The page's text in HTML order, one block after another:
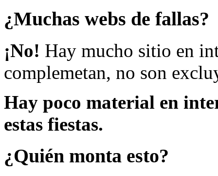
¿Muchas webs de fallas?
¡No! Hay mucho sitio en
complemetan, no son
Hay poco material en
estas fiestas.
¿Quién monta esto?